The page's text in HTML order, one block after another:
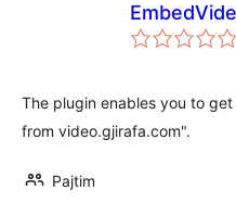
The plugin enables you to
from video.gjirafa.com".
Pajtim